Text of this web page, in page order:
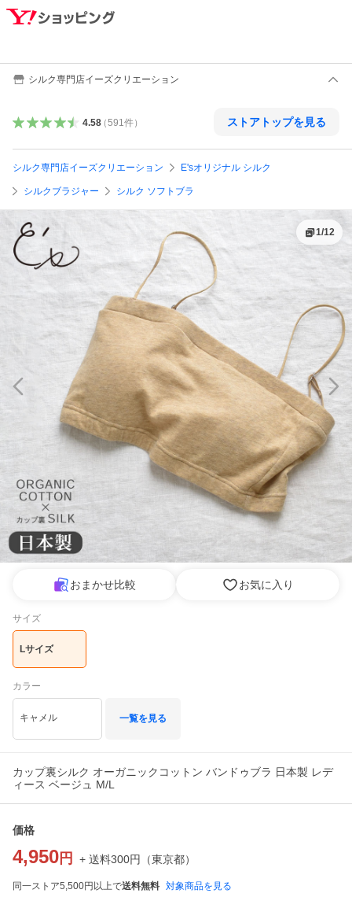
シルク専門店イーズクリエーション
4.58（591件） ストアトップを見る
シルク専門店イーズクリエーション E'sオリジナル シルク
シルクブラジャー シルク ソフトブラ
1/12
おまかせ比較 お気に入り
サイズ
Lサイズ
カラー
キャメル 一覧を見る
カップ裏シルク オーガニックコットン バンドゥブラ 日本製 レデ
ィース ベージュ M/L
価格
4,950 円 + 送料300円 （東京都）
同一ストア5,500円以上で送料無料 対象商品を見る